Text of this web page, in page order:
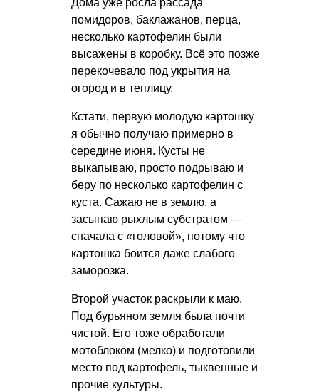
Дома уже росла рассада
помидоров, баклажанов, перца,
несколько картофелин были
высажены в коробку. Всё это позже
перекочевало под укрытия на
огород и в теплицу.
Кстати, первую молодую картошку
я обычно получаю примерно в
середине июня. Кусты не
выкапываю, просто подрываю и
беру по несколько картофелин с
куста. Сажаю не в землю, а
засыпаю рыхлым субстратом —
сначала с «головой», потому что
картошка боится даже слабого
заморозка.
Второй участок раскрыли к маю.
Под бурьяном земля была почти
чистой. Его тоже обработали
мотоблоком (мелко) и подготовили
место под картофель, тыквенные и
прочие культуры.